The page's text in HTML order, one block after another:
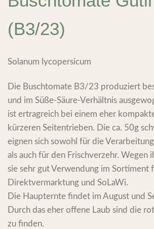
(B3/23)
Solanum lycopersicum
Die Buschtomate B3/23 produziert
und im Süße-Säure-Verhältnis
ist ertragreich bei einem eher
kürzeren Seitentrieben. Die ca. 50g
eignen sich sowohl für die Verarbeitung
als auch für den Frischverzehr. Wegen
sie sehr gut Verwendung im Sortiment
Direktvermarktung und SoLaWi.
Die Haupternte findet im August und
Durch das eher offene Laub sind die
zu finden.